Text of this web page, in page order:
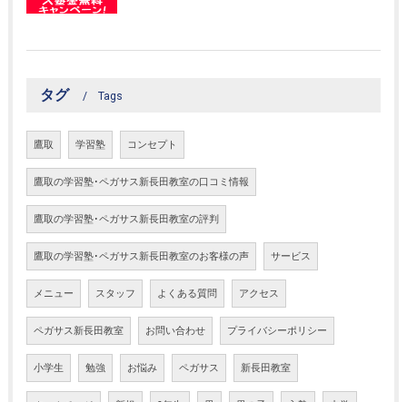
タグ Tags
鷹取 学習塾 コンセプト
鷹取の学習塾･ペガサス新長田教室の口コミ情報
鷹取の学習塾･ペガサス新長田教室の評判
鷹取の学習塾･ペガサス新長田教室のお客様の声 サービス
メニュー スタッフ よくある質問 アクセス
ペガサス新長田教室 お問い合わせ プライバシーポリシー
小学生 勉強 お悩み ペガサス 新長田教室